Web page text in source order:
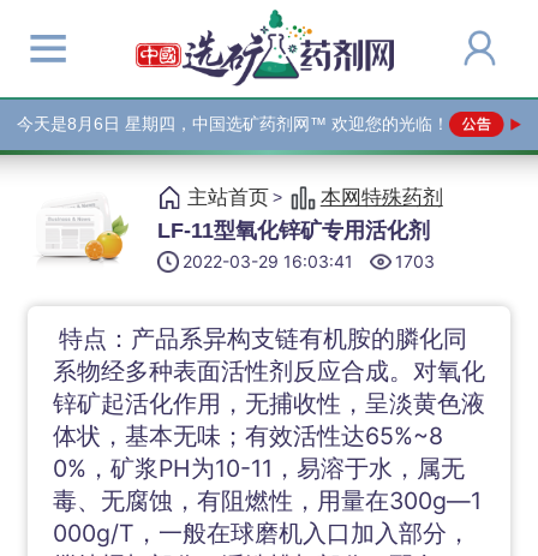
今天是8月6日 星期四，中国选矿药剂网™ 欢迎您的光临！
主站首页 > 本网特殊药剂
LF-11型氧化锌矿专用活化剂
2022-03-29 16:03:41 1703
特点：产品系异构支链有机胺的膦化同
系物经多种表面活性剂反应合成。对氧化
锌矿起活化作用，无捕收性，呈淡黄色液
体状，基本无味；有效活性达65%~8
0%，矿浆PH为10-11，易溶于水，属无
毒、无腐蚀，有阻燃性，用量在300g—1
000g/T，一般在球磨机入口加入部分，